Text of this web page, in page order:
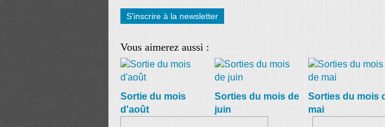
S'inscrire à la newsletter
Vous aimerez aussi :
Sortie du mois
d'août
Sorties du mois de
juin
Sorties du mois
mai